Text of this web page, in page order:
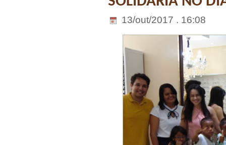
13/out/2017 . 16:08